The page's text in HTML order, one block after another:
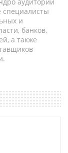
специалисты
и
банков,
а также